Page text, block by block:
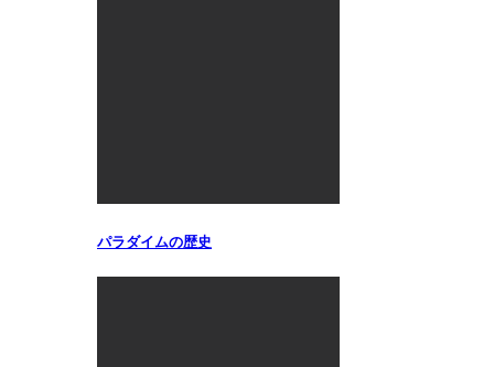
パラダイムの歴史